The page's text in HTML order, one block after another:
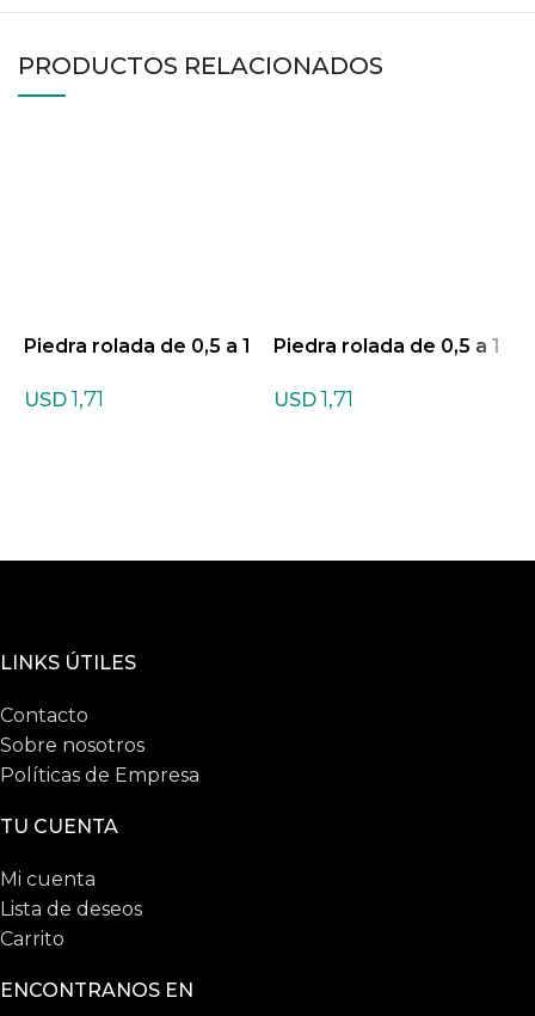
PRODUCTOS RELACIONADOS
Piedra rolada de 0,5 a 1
USD 1,71
Piedra rolada de 0,5 a 1
USD 1,71
LINKS ÚTILES
Contacto
Sobre nosotros
Políticas de Empresa
TU CUENTA
Mi cuenta
Lista de deseos
Carrito
ENCONTRANOS EN